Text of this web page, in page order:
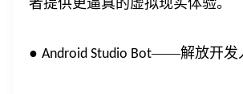
者提供更逼真的虚拟现实体验。
● Android Studio Bot——解放开发